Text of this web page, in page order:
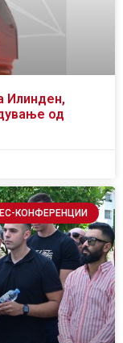
Илинден,
од
КОНФЕРЕНЦИИ